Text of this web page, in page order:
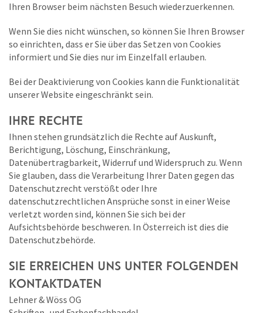
Ihren Browser beim nächsten Besuch wiederzuerkennen.
Wenn Sie dies nicht wünschen, so können Sie Ihren Browser
so einrichten, dass er Sie über das Setzen von Cookies
informiert und Sie dies nur im Einzelfall erlauben.
Bei der Deaktivierung von Cookies kann die Funktionalität
unserer Website eingeschränkt sein.
IHRE RECHTE
Ihnen stehen grundsätzlich die Rechte auf Auskunft,
Berichtigung, Löschung, Einschränkung,
Datenübertragbarkeit, Widerruf und Widerspruch zu. Wenn
Sie glauben, dass die Verarbeitung Ihrer Daten gegen das
Datenschutzrecht verstößt oder Ihre
datenschutzrechtlichen Ansprüche sonst in einer Weise
verletzt worden sind, können Sie sich bei der
Aufsichtsbehörde beschweren. In Österreich ist dies die
Datenschutzbehörde.
SIE ERREICHEN UNS UNTER FOLGENDEN
KONTAKTDATEN
Lehner & Wöss OG